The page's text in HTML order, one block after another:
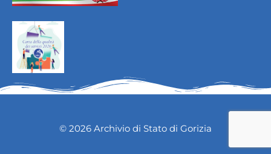
© 2026 Archivio di Stato di Gorizia